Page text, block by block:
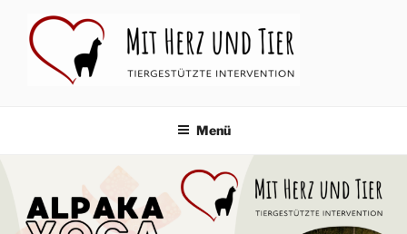
Inhalt
springen
Menü